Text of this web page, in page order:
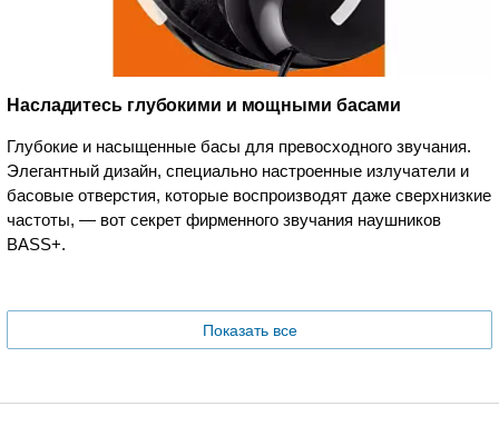
Насладитесь глубокими и мощными басами
Глубокие и насыщенные басы для превосходного звучания.
Элегантный дизайн, специально настроенные излучатели и
басовые отверстия, которые воспроизводят даже сверхнизкие
частоты, — вот секрет фирменного звучания наушников
BASS+.
Показать все